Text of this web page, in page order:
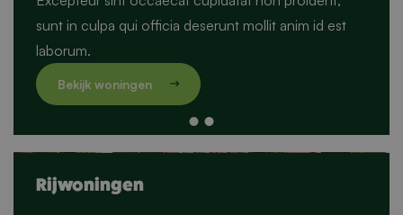
sunt in culpa qui officia deserunt mollit anim id est
laborum.
Rijwoningen